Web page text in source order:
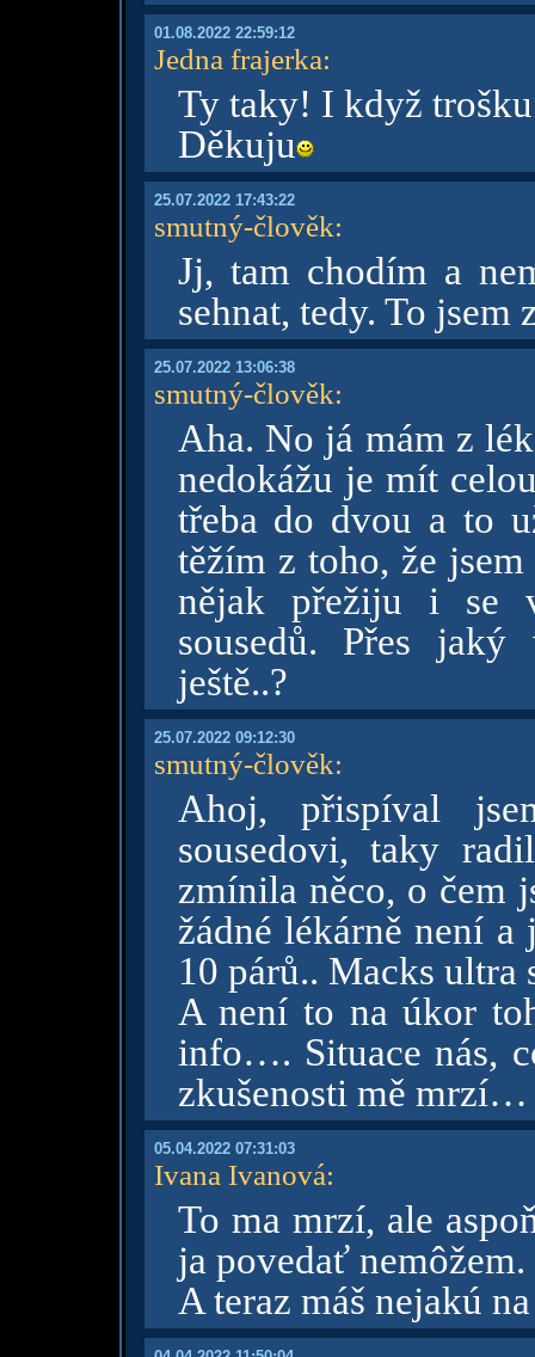
01.08.2022 22:59:12
Jedna frajerka:
Ty taky! I když trošku
Děkuju
25.07.2022 17:43:22
smutný-člověk:
Jj, tam chodím a
sehnat, tedy. To jsem
25.07.2022 13:06:38
smutný-člověk:
Aha. No já mám z
nedokážu je mít
třeba do dvou a to
těžím z toho, že
nějak přežiju i se
sousedů. Přes
ještě..?
25.07.2022 09:12:30
smutný-člověk:
Ahoj, přispíval
sousedovi, taky
zmínila něco, o čem
žádné lékárně není a
10 párů.. Macks
A není to na úkor
info…. Situace nás,
zkušenosti mě mrzí…
05.04.2022 07:31:03
Ivana Ivanová:
To ma mrzí, ale
ja povedať
A teraz máš nejakú